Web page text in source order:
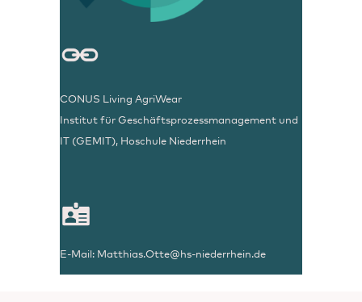
CONUS Living AgriWear
Institut für Geschäftsprozessmanagement und
IT (GEMIT), Hoschule Niederrhein
E-Mail: Matthias.Otte@hs-niederrhein.de